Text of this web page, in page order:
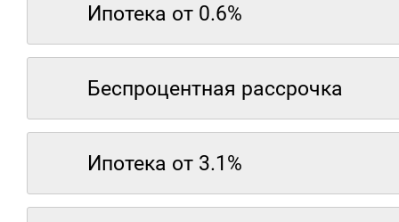
Ипотека от 0.6%
Беспроцентная рассрочка
Ипотека от 3.1%